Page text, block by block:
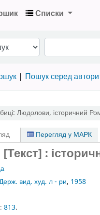
Списки
Пошук серед
Людолови, історичний
Перегляд у МАРК
:
вид. худ. л - ри, 1958
813.